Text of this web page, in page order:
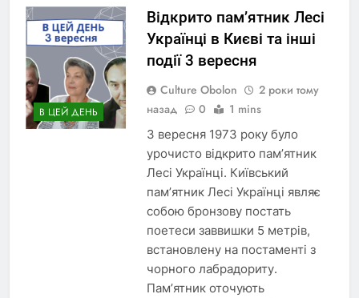
В ЦЕЙ ДЕНЬ
Відкрито пам’ятник Лесі
Українці в Києві та інші
події 3 вересня
Culture Obolon
2 роки тому
назад
0 1 mins
3 вересня 1973 року було
урочисто відкрито пам’ятник
Лесі Українці. Київський
пам’ятник Лесі Українці являє
собою бронзову постать
поетеси заввишки 5 метрів,
встановлену на постаменті з
чорного лабрадориту.
Пам’ятник оточують